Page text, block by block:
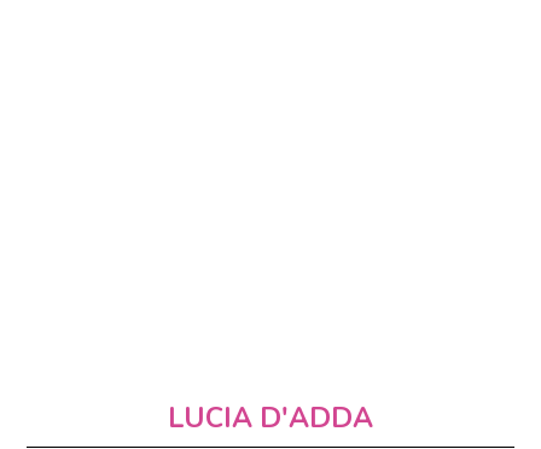
LUCIA D'ADDA